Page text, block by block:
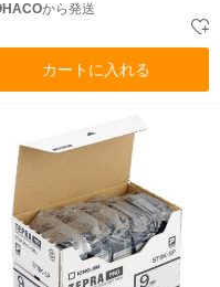
から発送
カートに入れる